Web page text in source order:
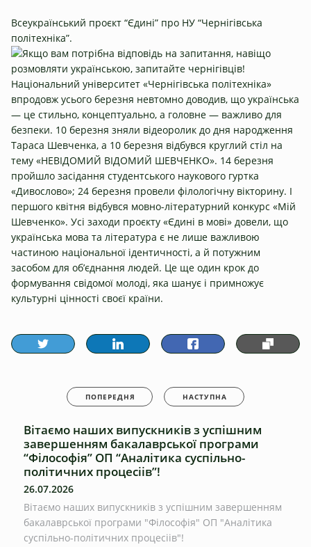
Всеукраїнський проєкт “Єдині” про НУ “Чернігівська
політехніка”.
ПОПЕРЕДНЯ НАСТУПНА
Вітаємо наших випускників з успішним
завершенням бакалаврської програми
“Філософія” ОП “Аналітика суспільно-
політичних процесіів”!
26.07.2026
Вітаємо наших випускників з успішним завершенням
бакалаврської програми "Філософія" ОП "Аналітика
суспільно-політичних процесіів"!